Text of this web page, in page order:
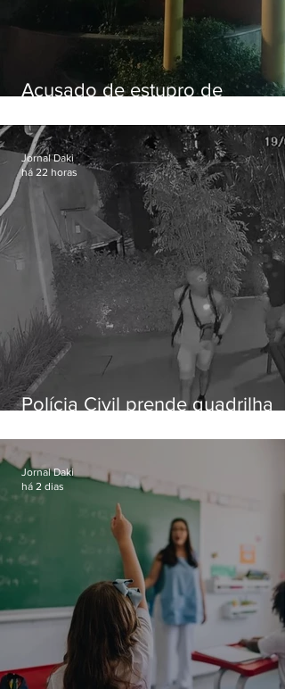
Acusado de estupro de
Polícia Civil prende quadrilha
residências de luxo no Rio
Jornal Daki
há 22 horas
Jornal Daki
há 2 dias